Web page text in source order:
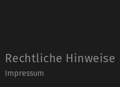
Rechtliche Hinweise
Impressum